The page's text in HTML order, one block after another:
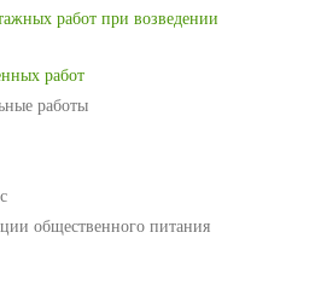
работ при возведении
работ
работы
общественного питания